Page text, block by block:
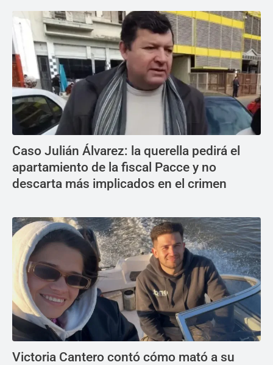
Caso Julián Álvarez: la querella pedirá el
apartamiento de la fiscal Pacce y no
descarta más implicados en el crimen
Victoria Cantero contó cómo mató a su